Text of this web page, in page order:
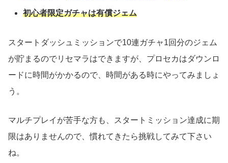
初心者限定ガチャは有償ジェム
スタートダッシュミッションで10連ガチャ1回分のジェム
が貯まるのでリセマラはできますが、プロセカはダウンロ
ードに時間がかかるので、時間がある時にやってみましょ
う。
マルチプレイが苦手な方も、スタートミッション達成に期
限はありませんので、慣れてきたら挑戦してみて下さい
ね。